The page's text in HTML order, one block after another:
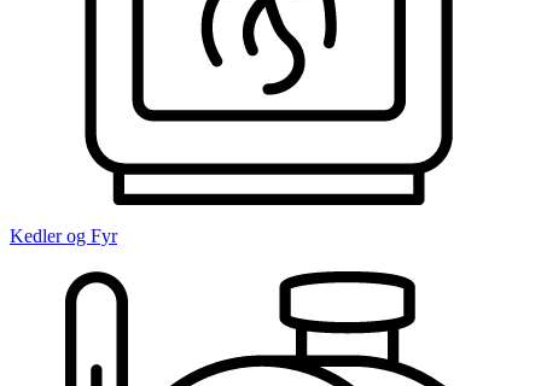
Kedler og Fyr